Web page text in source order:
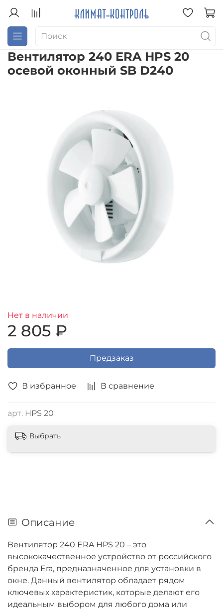
Вентилятор 240 ERA HPS 20
осевой оконный SB D240
В избранное В сравнение
арт. HPS 20
Нет в наличии
2 805 ₽
Предзаказ
Выбрать
Описание
Вентилятор 240 ERA HPS 20 – это
высококачественное устройство от российского
бренда Era, предназначенное для установки в
окне. Данный вентилятор обладает рядом
ключевых характеристик, которые делают его
идеальным выбором для любого дома или